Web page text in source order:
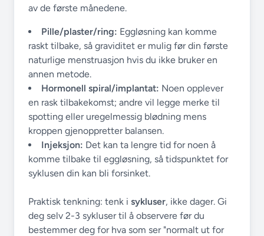
av de første månedene.
Pille/plaster/ring: Eggløsning kan komme
raskt tilbake, så graviditet er mulig før din første
naturlige menstruasjon hvis du ikke bruker en
annen metode.
Hormonell spiral/implantat: Noen opplever
en rask tilbakekomst; andre vil legge merke til
spotting eller uregelmessig blødning mens
kroppen gjenoppretter balansen.
Injeksjon: Det kan ta lengre tid for noen å
komme tilbake til eggløsning, så tidspunktet for
syklusen din kan bli forsinket.
Praktisk tenkning: tenk i sykluser, ikke dager. Gi
deg selv 2-3 sykluser til å observere før du
bestemmer deg for hva som ser "normalt ut for